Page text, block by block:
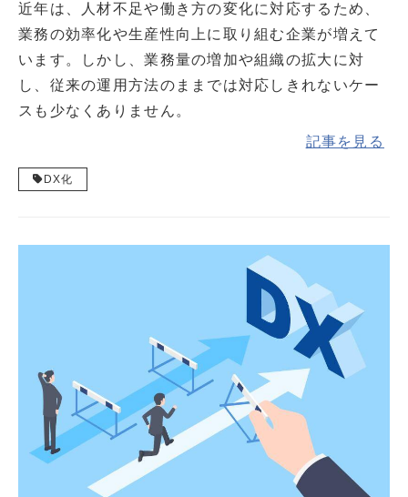
近年は、人材不足や働き方の変化に対応するため、
業務の効率化や生産性向上に取り組む企業が増えて
います。しかし、業務量の増加や組織の拡大に対
し、従来の運用方法のままでは対応しきれないケー
スも少なくありません。
記事を見る
DX化